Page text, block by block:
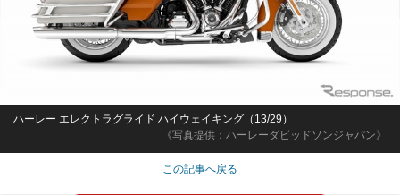
《写真提供：ハーレーダビッドソンジャパン》
ハーレー エレクトラグライド ハイウェイキング（13/29）
この記事へ戻る